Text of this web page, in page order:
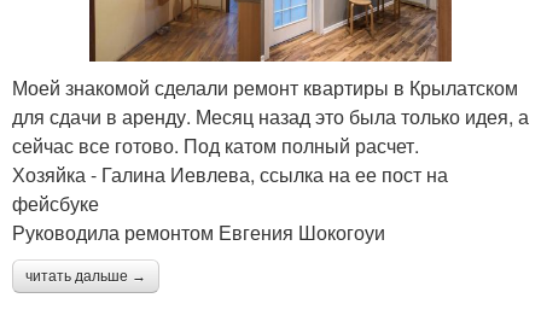
Моей знакомой сделали ремонт квартиры в Крылатском
для сдачи в аренду. Месяц назад это была только идея, а
сейчас все готово. Под катом полный расчет.
Хозяйка - Галина Иевлева, ссылка на ее пост на
фейсбуке
Руководила ремонтом Евгения Шокогоуи
читать дальше →